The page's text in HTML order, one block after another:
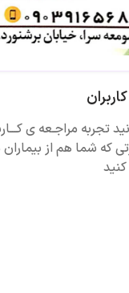
تجربه مراجـعه ی
که شما هم از